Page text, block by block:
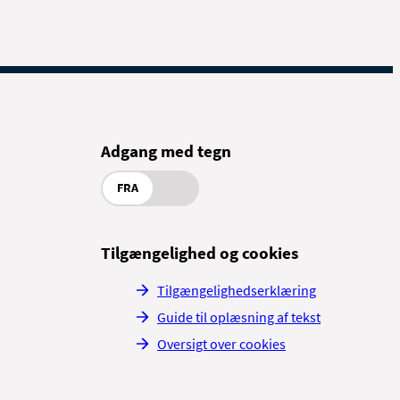
Adgang med tegn
FRA
Tilgængelighed og cookies
Tilgængelighedserklæring
Guide til oplæsning af tekst
Oversigt over cookies